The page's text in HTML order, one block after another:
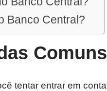
Banco Central?
Comuns
tentar entrar em